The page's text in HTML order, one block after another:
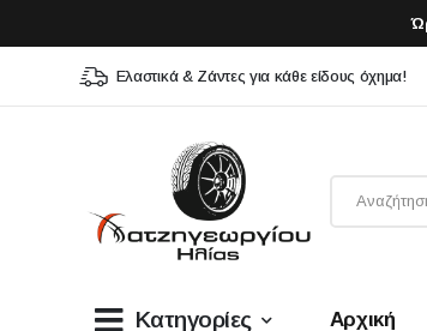
Ελαστικά & Ζάντες για κάθε είδους όχημα!
Κατηγορίες Αρχική